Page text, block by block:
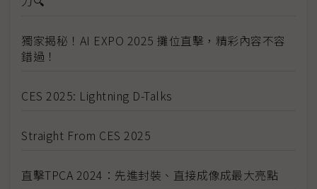
獨家揭秘！AI EXPO 2025 攤位直擊，精彩內容不容
錯過！
CES 2025: Lightning D-Talks
Straight From CES 2025
直擊TPCA 2024：先進封裝、直接成像成最大亮點